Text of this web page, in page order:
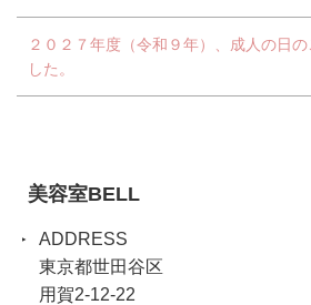
２０２７年度（令和９年）、成人の日
した。
美容室BELL
ADDRESS
東京都世田谷区
用賀2-12-22